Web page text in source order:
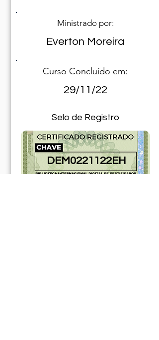
Ministrado por:
Everton Moreira
Curso Concluído em:
29/11/22
Selo de Registro
DEM0221122EH